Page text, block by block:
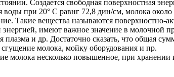
Создается свободная поверхностная
при 20° С равнг 72,8 дин/см, молока
Такие вещества называются поверхностно-
энергией, имеют важное значение в
и др. Достаточно сказать, что общая
молока, мойку оборудования и пр.
молока несколько повышенное, при